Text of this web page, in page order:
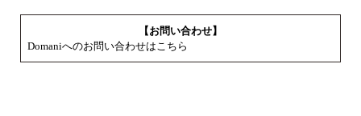
【お問い合わせ】
Domaniへのお問い合わせはこちら